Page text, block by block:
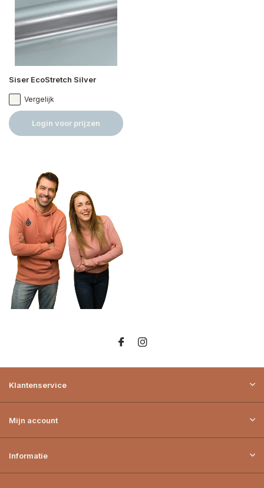
Siser EcoStretch Silver
Vergelijk
Login voor prijzen
Klantenservice
Mijn account
Informatie